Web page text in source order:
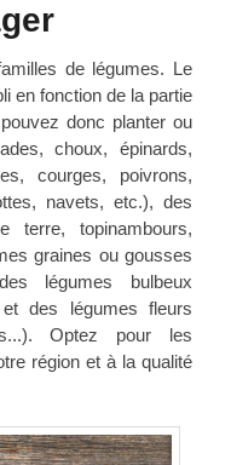
de légumes. Le
en fonction de la partie
donc planter ou
choux, épinards,
courges, poivrons,
navets, etc.), des
terre, topinambours,
graines ou gousses
légumes bulbeux
des légumes fleurs
Optez pour les
région et à la qualité